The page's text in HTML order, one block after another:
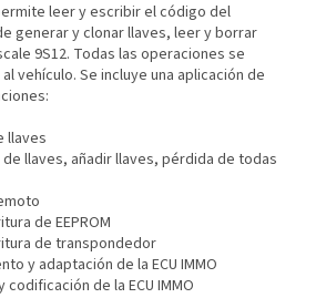
leer y escribir el código del
generar y clonar llaves, leer y borrar
9S12. Todas las operaciones se
vehículo. Se incluye una aplicación de
llaves
llaves, añadir llaves, pérdida de todas
de EEPROM
de transpondedor
y adaptación de la ECU IMMO
codificación de la ECU IMMO